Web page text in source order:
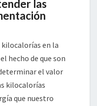
las
en la
hecho de que son
el valor
kilocalorías
que nuestro